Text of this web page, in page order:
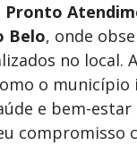
Pronto
Belo, onde
no local.
o município
e bem-estar
compromisso